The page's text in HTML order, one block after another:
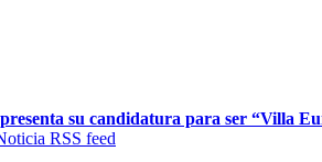
su candidatura para ser “Villa